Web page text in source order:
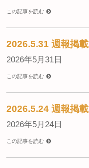
この記事を読む
2026.5.31 週報掲載
2026年5月31日
この記事を読む
2026.5.24 週報掲載
2026年5月24日
この記事を読む